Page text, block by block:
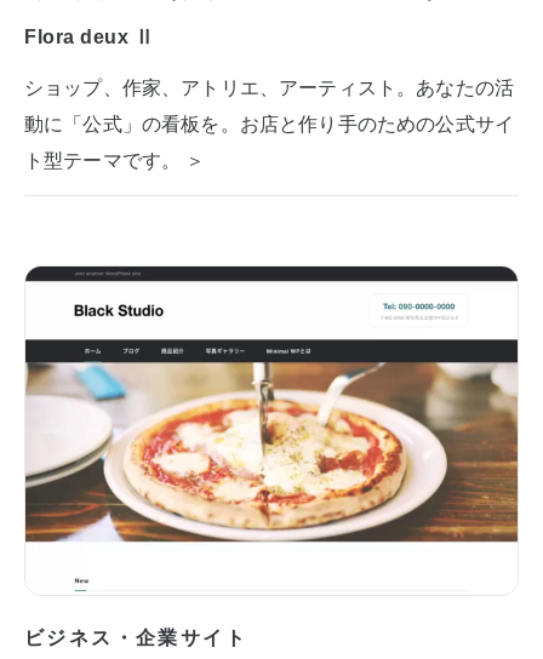
Flora deux Ⅱ
ショップ、作家、アトリエ、アーティスト。あなたの活
動に「公式」の看板を。お店と作り手のための公式サイ
ト型テーマです。 ＞
ビジネス・企業サイト